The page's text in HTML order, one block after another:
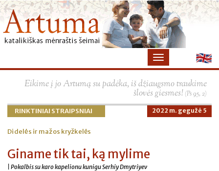
Eikime į jo Artumą su padėka, iš džiaugsmo traukime
šlovės giesmes! (Ps 95, 2)
RINKTINIAI STRAIPSNIAI 2022 m. gegužė 5
Didelės ir mažos kryžkelės
Giname tik tai, ką mylime
| Pokalbis su karo kapelionu kunigu Serhiy Dmytriyev